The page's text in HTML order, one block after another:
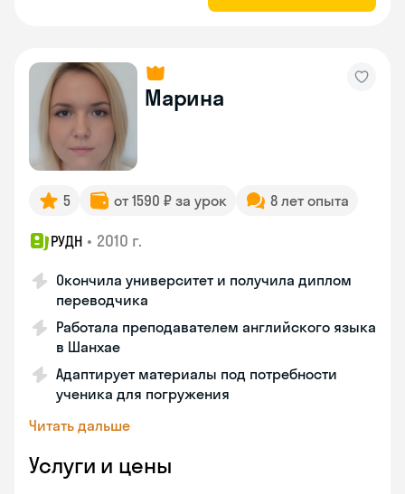
Марина
5 от 1590 ₽ за урок 8 лет опыта
РУДН • 2010 г.
Окончила университет и получила диплом
переводчика
Работала преподавателем английского языка
в Шанхае
Адаптирует материалы под потребности
ученика для погружения
Читать дальше
Услуги и цены